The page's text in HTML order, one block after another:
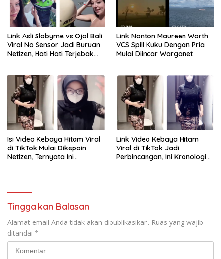
Link Asli Slobyme vs Ojol Bali
Viral No Sensor Jadi Buruan
Netizen, Hati Hati Terjebak
Link Nonton Maureen Worth
VCS Spill Kuku Dengan Pria
Mulai Diincar Warganet
Isi Video Kebaya Hitam Viral
di TikTok Mulai Dikepoin
Netizen, Ternyata Ini
Link Video Kebaya Hitam
Viral di TikTok Jadi
Perbincangan, Ini Kronologi
Tinggalkan Balasan
Alamat email Anda tidak akan dipublikasikan. Ruas yang wajib
ditandai *